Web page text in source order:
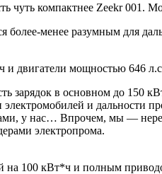
чуть компактнее Zeekr 001.
более-менее разумным для
двигатели мощностью 646
зарядок в основном до 150
и дальности
у нас… Впрочем, мы —
электропрома.
на 100 кВт*ч и полным